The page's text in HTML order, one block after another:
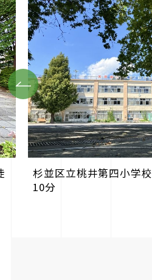
Previous
杉並区立桃井第四小
10分